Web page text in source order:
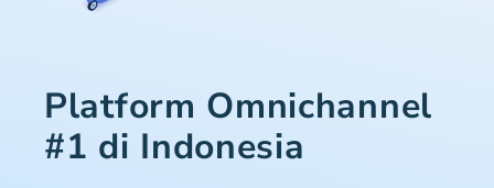
Platform Omnichannel
#1 di Indonesia